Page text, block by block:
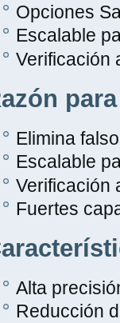
Opciones
Escalable
Verificación
Elimina
Escalable
Verificación
Fuertes
Alta
Reducción